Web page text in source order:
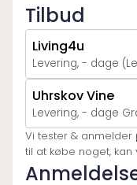
Tilbud
Living4u
Uhrskov Vine
Vi tester & anmelder
til at købe noget, kan